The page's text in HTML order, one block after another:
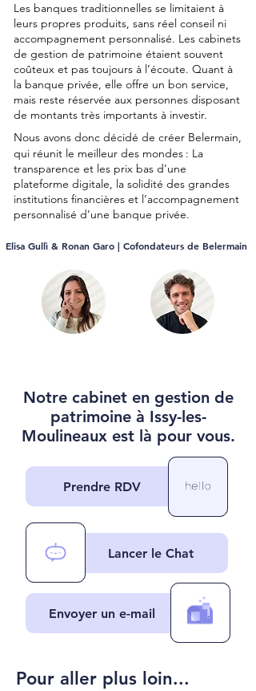
Les banques traditionnelles se limitaient à
leurs propres produits, sans réel conseil ni
accompagnement personnalisé. Les cabinets
de gestion de patrimoine étaient souvent
coûteux et pas toujours à l’écoute. Quant à
la banque privée, elle offre un bon service,
mais reste réservée aux personnes disposant
de montants très importants à investir.
Nous avons donc décidé de créer Belermain,
qui réunit le meilleur des mondes : La
transparence et les prix bas d’une
plateforme digitale, la solidité des grandes
institutions financières et l’accompagnement
personnalisé d’une banque privée.
Elisa Gullì & Ronan Garo | Cofondateurs de Belermain
Notre cabinet en gestion de
patrimoine à Issy-les-
Moulineaux est là pour vous.
Prendre RDV
Lancer le Chat
Envoyer un e-mail
Pour aller plus loin...